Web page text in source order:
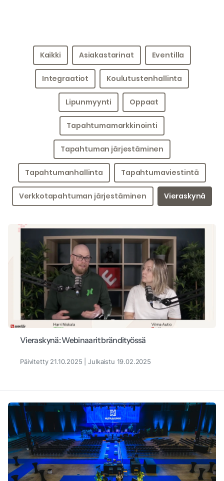
Kaikki Asiakastarinat Eventilla
Integraatiot Koulutustenhallinta
Lipunmyynti Oppaat
Tapahtumamarkkinointi
Tapahtuman järjestäminen
Tapahtumanhallinta Tapahtumaviestintä
Verkkotapahtuman järjestäminen Vieraskynä
Vieraskynä: Webinaarit brändityössä
Päivitetty 21.10.2025 | Julkaistu 19.02.2025